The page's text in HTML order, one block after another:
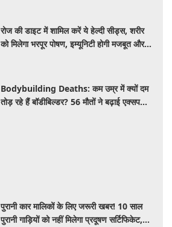
रोज की डाइट में शामिल करें ये हेल्दी सीड्स, शरीर
को मिलेगा भरपूर पोषण, इम्यूनिटी होगी मजबूत और
Bodybuilding Deaths: कम उम्र में क्यों दम
तोड़ रहे हैं बॉडीबिल्डर? 56 मौतों ने बढ़ाई एक्सपर्ट्स
पुरानी कार मालिकों के लिए जरूरी खबर! 10 साल
पुरानी गाड़ियों को नहीं मिलेगा प्रदूषण सर्टिफिकेट,